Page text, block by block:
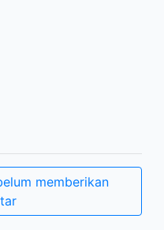
memberikan